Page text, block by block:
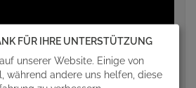
FÜR IHRE UNTERSTÜTZUNG
unserer Website. Einige von
während andere uns helfen, diese